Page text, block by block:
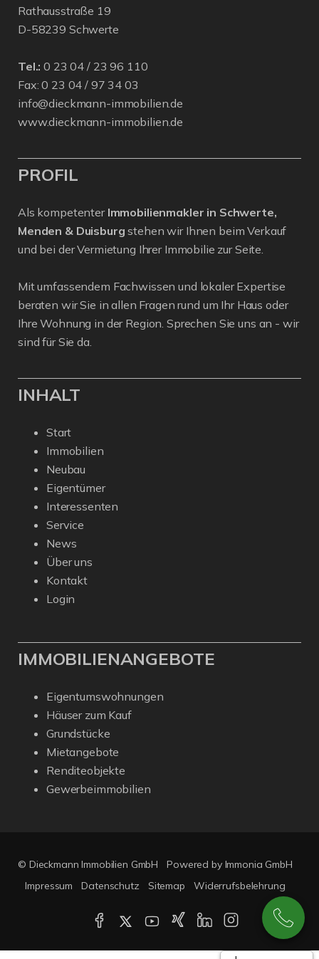
Rathausstraße 19
D-58239 Schwerte
Tel.: 0 23 04 / 23 96 110
Fax: 0 23 04 / 97 34 03
info@dieckmann-immobilien.de
www.dieckmann-immobilien.de
PROFIL
Als kompetenter Immobilienmakler in Schwerte,
Menden & Duisburg stehen wir Ihnen beim Verkauf
und bei der Vermietung Ihrer Immobilie zur Seite.
Mit umfassendem Fachwissen und lokaler Expertise
beraten wir Sie in allen Fragen rund um Ihr Haus oder
Ihre Wohnung in der Region. Sprechen Sie uns an - wir
sind für Sie da.
INHALT
Start
Immobilien
Neubau
Eigentümer
Interessenten
Service
News
Über uns
Kontakt
Login
IMMOBILIENANGEBOTE
Eigentumswohnungen
Häuser zum Kauf
Grundstücke
Mietangebote
Renditeobjekte
Gewerbeimmobilien
© Dieckmann Immobilien GmbH
Powered by Immonia GmbH
Impressum
Datenschutz Sitemap Widerrufsbelehrung